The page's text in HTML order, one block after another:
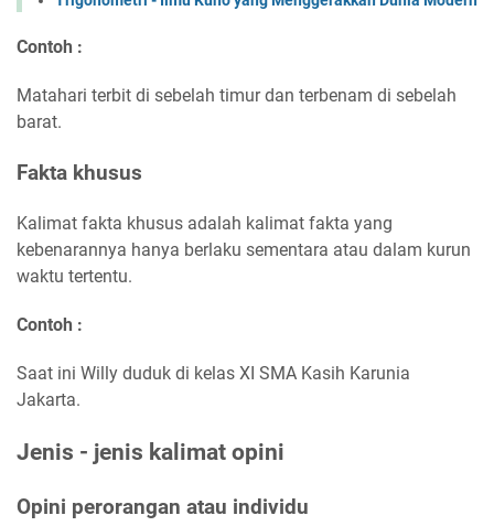
Contoh :
Matahari terbit di sebelah timur dan terbenam di sebelah
barat.
Fakta khusus
Kalimat fakta khusus adalah kalimat fakta yang
kebenarannya hanya berlaku sementara atau dalam kurun
waktu tertentu.
Contoh :
Saat ini Willy duduk di kelas XI SMA Kasih Karunia
Jakarta.
Jenis - jenis kalimat opini
Opini perorangan atau individu